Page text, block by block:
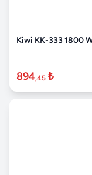
Kiwi KK-333 1800
894,45 ₺